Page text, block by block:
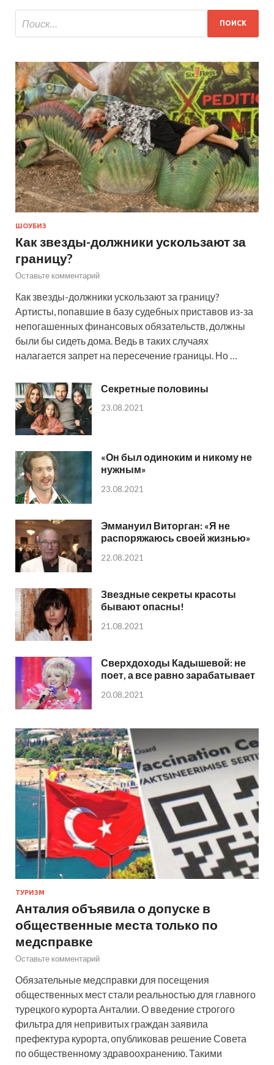
ШОУБИЗ
Как звезды-должники ускользают за
границу?
Оставьте комментарий
Как звезды-должники ускользают за границу?
Артисты, попавшие в базу судебных приставов из-за
непогашенных финансовых обязательств, должны
были бы сидеть дома. Ведь в таких случаях
налагается запрет на пересечение границы. Но …
Секретные половины
23.08.2021
«Он был одиноким и никому не
нужным»
23.08.2021
Эммануил Виторган: «Я не
распоряжаюсь своей жизнью»
22.08.2021
Звездные секреты красоты
бывают опасны!
21.08.2021
Сверхдоходы Кадышевой: не
поет, а все равно зарабатывает
20.08.2021
ТУРИЗМ
Анталия объявила о допуске в
общественные места только по
медсправке
Оставьте комментарий
Обязательные медсправки для посещения
общественных мест стали реальностью для главного
турецкого курорта Анталии. О введение строгого
фильтра для непривитых граждан заявила
префектура курорта, опубликовав решение Совета
по общественному здравоохранению. Такими